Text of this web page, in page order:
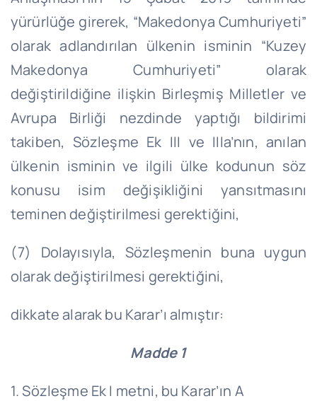
yürürlüğe girerek, “Makedonya Cumhuriyeti”
olarak adlandırılan ülkenin isminin “Kuzey
Makedonya Cumhuriyeti” olarak
değiştirildiğine ilişkin Birleşmiş Milletler ve
Avrupa Birliği nezdinde yaptığı bildirimi
takiben, Sözleşme Ek III ve IIIa’nın, anılan
ülkenin isminin ve ilgili ülke kodunun söz
konusu isim değişikliğini yansıtmasını
teminen değiştirilmesi gerektiğini,
(7) Dolayısıyla, Sözleşmenin buna uygun
olarak değiştirilmesi gerektiğini,
dikkate alarak bu Karar’ı almıştır:
Madde 1
1. Sözleşme Ek I metni, bu Karar’ın A